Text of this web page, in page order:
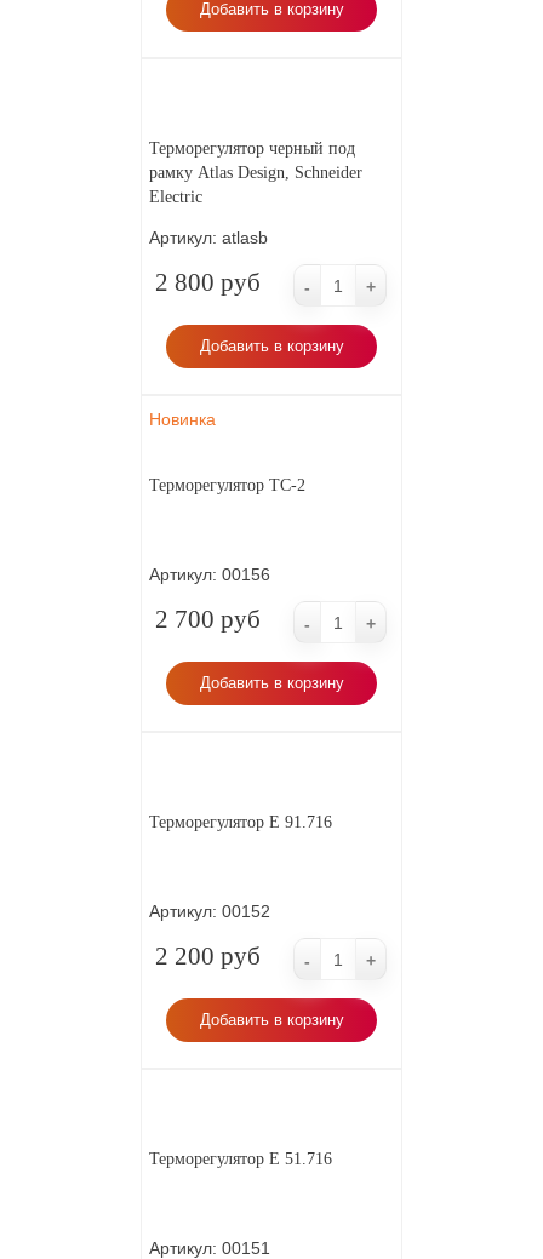
Добавить в корзину
Терморегулятор черный под
рамку Atlas Design, Schneider
Electric
Артикул: atlasb
2 800 руб - +
Добавить в корзину
Новинка
Терморегулятор ТС-2
Артикул: 00156
2 700 руб - +
Добавить в корзину
Терморегулятор E 91.716
Артикул: 00152
2 200 руб - +
Добавить в корзину
Терморегулятор E 51.716
Артикул: 00151